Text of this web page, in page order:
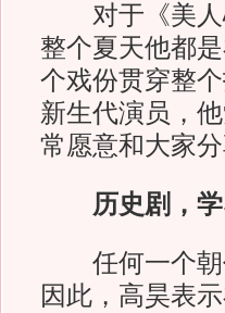
对于《美人
整个夏天他都
个戏份贯穿整
新生代演员，
常愿意和大家
历史剧，学
任何一个朝
因此，高昊表